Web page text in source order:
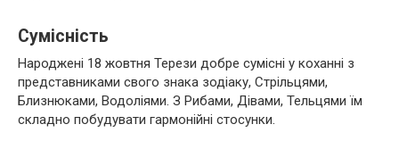
Сумісність
Народжені 18 жовтня Терези добре сумісні у коханні з
представниками свого знака зодіаку, Стрільцями,
Близнюками, Водоліями. З Рибами, Дівами, Тельцями їм
складно побудувати гармонійні стосунки.